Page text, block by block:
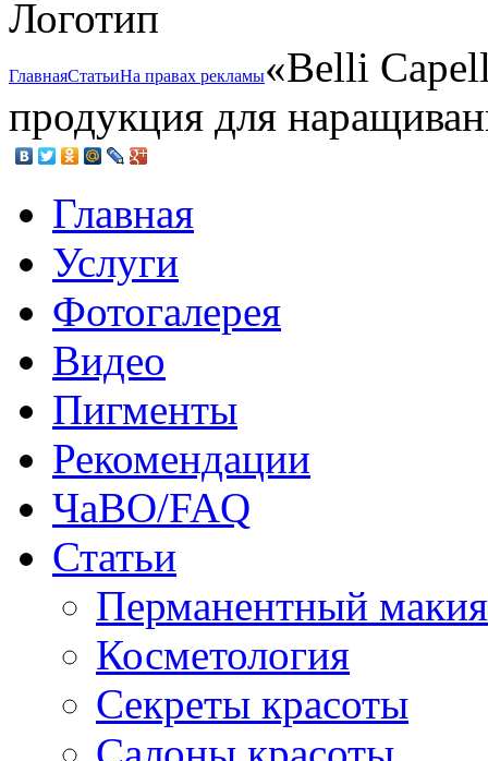
ГлавнаяСтатьиНа правах рекламы«Belli
продукция для
Главная
Услуги
Фотогалерея
Видео
Пигменты
Рекомендации
ЧаВО/FAQ
Статьи
Перманентный
Косметология
Секреты красоты